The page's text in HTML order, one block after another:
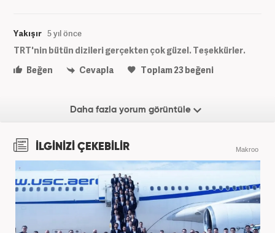
Yakışır 5 yıl önce
TRT'nin bütün dizileri gerçekten çok güzel. Teşekkürler.
Beğen
Cevapla Toplam23beğeni
Daha fazla yorum görüntüle
İLGİNİZİ ÇEKEBİLİR Makroo